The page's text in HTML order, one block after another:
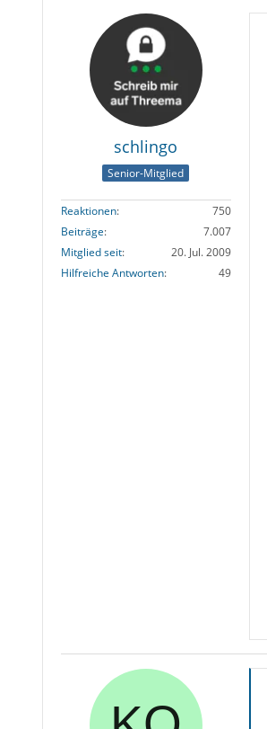
schlingo
Senior-Mitglied
Reaktionen
750
Beiträge
7.007
Mitglied seit
20. Jul. 2009
Hilfreiche Antworten
49